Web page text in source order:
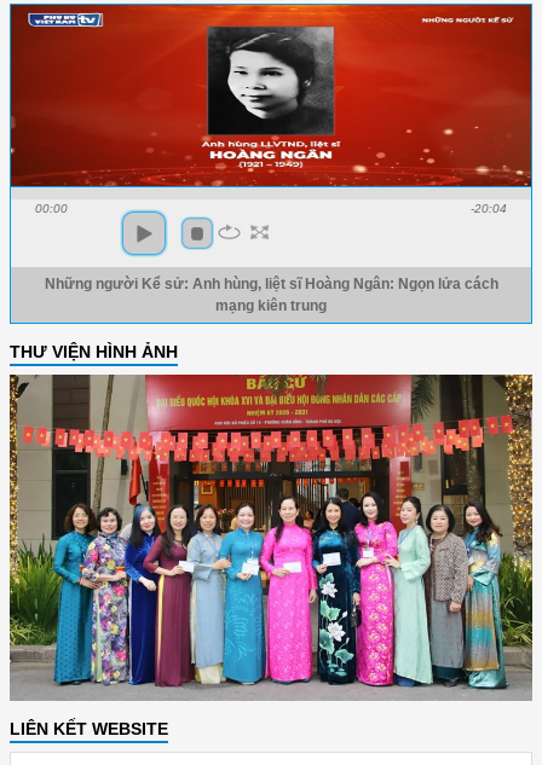
00:00 -20:04
Những người Kể sử: Anh hùng, liệt sĩ Hoàng Ngân: Ngọn lửa cách
mạng kiên trung
THƯ VIỆN HÌNH ẢNH
LIÊN KẾT WEBSITE